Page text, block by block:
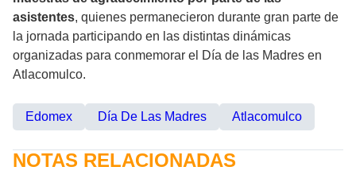
asistentes, quienes permanecieron durante gran parte de
la jornada participando en las distintas dinámicas
organizadas para conmemorar el Día de las Madres en
Atlacomulco.
Edomex Día De Las Madres Atlacomulco
NOTAS RELACIONADAS